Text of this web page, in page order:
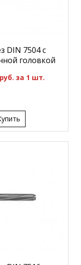
DIN 7504 с
головкой
за 1 шт.